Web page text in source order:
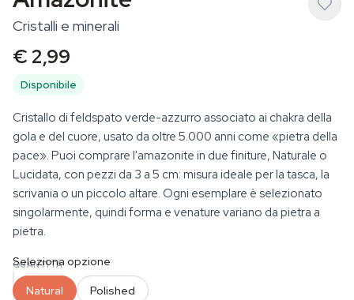
Cristalli e minerali
€ 2,99
Disponibile
Cristallo di feldspato verde-azzurro associato ai chakra della
gola e del cuore, usato da oltre 5.000 anni come «pietra della
pace». Puoi comprare l'amazonite in due finiture, Naturale o
Lucidata, con pezzi da 3 a 5 cm: misura ideale per la tasca, la
scrivania o un piccolo altare. Ogni esemplare è selezionato
singolarmente, quindi forma e venature variano da pietra a
pietra.
QUANTITÀ
Seleziona opzione
Natural Polished